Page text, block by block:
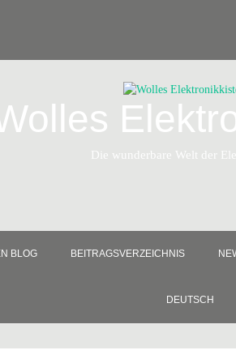
Die wunderbare Welt der
BLOG BEITRAGSVERZEICHNIS
DEUTSCH